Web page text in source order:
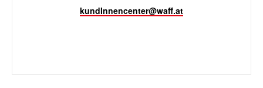
kundInnencenter@waff.at